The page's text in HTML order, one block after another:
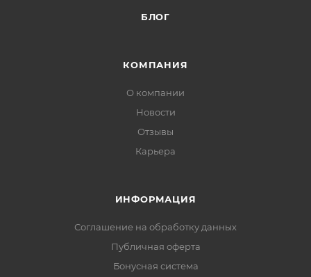
БЛОГ
КОМПАНИЯ
О компании
Новости
Отзывы
Карьера
ИНФОРМАЦИЯ
Соглашение на обработку данных
Публичная оферта
Бонусная система